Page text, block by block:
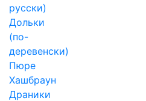
русски)
Дольки
(по-
деревенски)
Пюре
Хашбраун
Драники